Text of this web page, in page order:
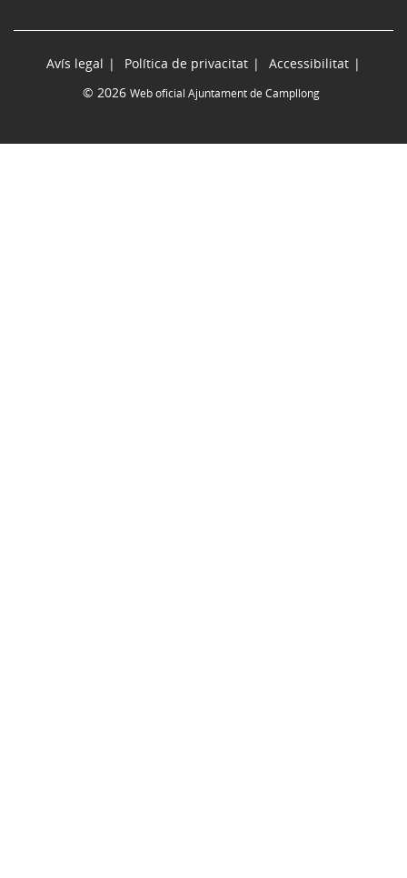
Avís legal Política de privacitat
Accessibilitat
© 2026 Web oficial Ajuntament de Campllong